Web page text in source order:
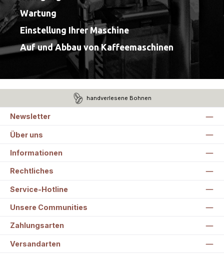
Wartung
Einstellung Ihrer Maschine
Auf und Abbau von Kaffeemaschinen
handverlesene Bohnen
Newsletter
Über uns
Informationen
Rechtliches
Service-Hotline
Unsere Communities
Zahlungsarten
Versandarten